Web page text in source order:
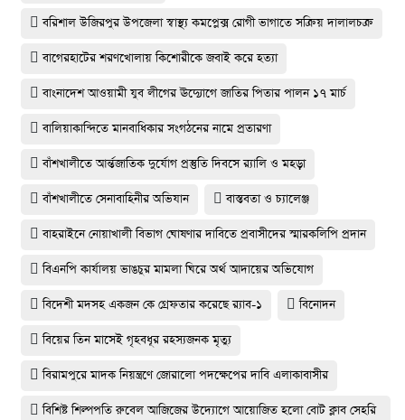
বরিশাল উজিরপুর উপজেলা স্বাস্থ্য কমপ্লেক্স রোগী ভাগাতে সক্রিয় দালালচক্র
বাগেরহাটের শরণখোলায় কিশোরীকে জবাই করে হত্যা
বাংনাদেশ আওয়ামী যুব লীগের ঊদ‍্যোগে জাতির পিতার পালন ১৭ মার্চ
বালিয়াকান্দিতে মানবাধিকার সংগঠনের নামে প্রতারণা
বাঁশখালী‌তে আর্ন্তজা‌তিক দু‌র্যোগ প্রস্তু‌তি দিব‌সে র‌্যালি ও মহড়া
বাঁশখালীতে সেনাবাহিনীর অভিযান বাস্তবতা ও চ্যালেঞ্জ
বাহরাইনে নোয়াখালী বিভাগ ঘোষণার দাবিতে প্রবাসীদের স্মারকলিপি প্রদান
বিএনপি কার্যালয় ভাঙচুর মামলা ঘিরে অর্থ আদায়ের অভিযোগ
বিদেশী মদসহ একজন কে গ্রেফতার করেছে র‌্যাব-১ বিনোদন
বিয়ের তিন মাসেই গৃহবধূর রহস্যজনক মৃত্যু
বিরামপুরে মাদক নিয়ন্ত্রণে জোরালো পদক্ষেপের দাবি এলাকাবাসীর
বিশিষ্ট শিল্পপতি রুবেল আজিজের উদ্যোগে আয়োজিত হলো বোট ক্লাব সেহরি